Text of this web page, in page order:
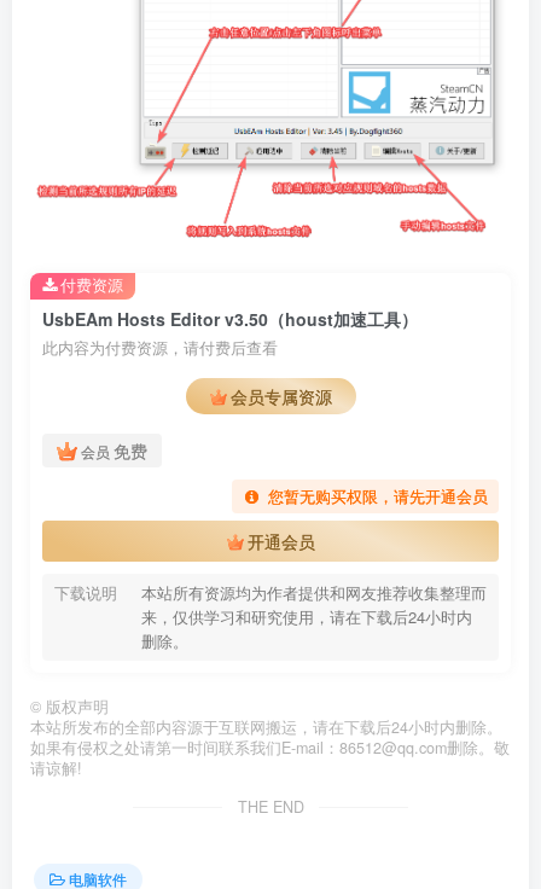
UsbEAm Hosts Editor v3.50（houst加速工具）
此内容为付费资源，请付费后查看
会员专属资源
会员 免费
您暂无购买权限，请先开通会员
开通会员
下载说明
本站所有资源均为作者提供和网友推荐收集整理而
来，仅供学习和研究使用，请在下载后24小时内
删除。
付费资源
© 版权声明
本站所发布的全部内容源于互联网搬运，请在下载后24小时内删除。
如果有侵权之处请第一时间联系我们E-mail：86512@qq.com删除。敬
请谅解!
THE END
电脑软件